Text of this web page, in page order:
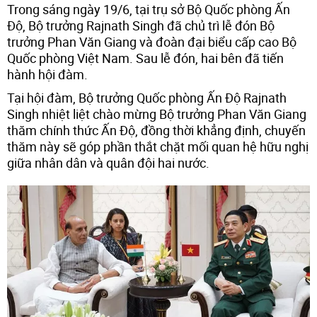
Trong sáng ngày 19/6, tại trụ sở Bộ Quốc phòng Ấn
Độ, Bộ trưởng Rajnath Singh đã chủ trì lễ đón Bộ
trưởng Phan Văn Giang và đoàn đại biểu cấp cao Bộ
Quốc phòng Việt Nam. Sau lễ đón, hai bên đã tiến
hành hội đàm.
Tại hội đàm, Bộ trưởng Quốc phòng Ấn Độ Rajnath
Singh nhiệt liệt chào mừng Bộ trưởng Phan Văn Giang
thăm chính thức Ấn Độ, đồng thời khẳng định, chuyến
thăm này sẽ góp phần thắt chặt mối quan hệ hữu nghị
giữa nhân dân và quân đội hai nước.